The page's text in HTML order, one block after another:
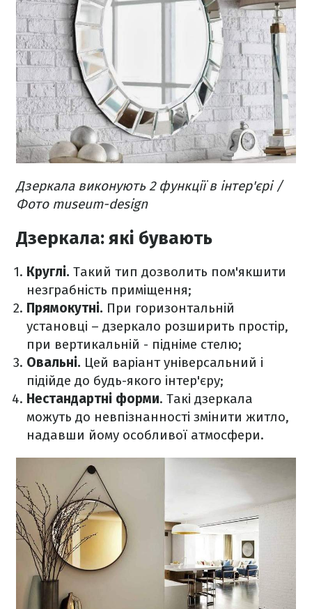
Дзеркала виконують 2 функції в інтер'єрі /
Фото museum-design
Дзеркала: які бувають
Круглі. Такий тип дозволить пом'якшити
незграбність приміщення;
Прямокутні. При горизонтальній
установці – дзеркало розширить простір,
при вертикальній - підніме стелю;
Овальні. Цей варіант універсальний і
підійде до будь-якого інтер'єру;
Нестандартні форми. Такі дзеркала
можуть до невпізнанності змінити житло,
надавши йому особливої атмосфери.